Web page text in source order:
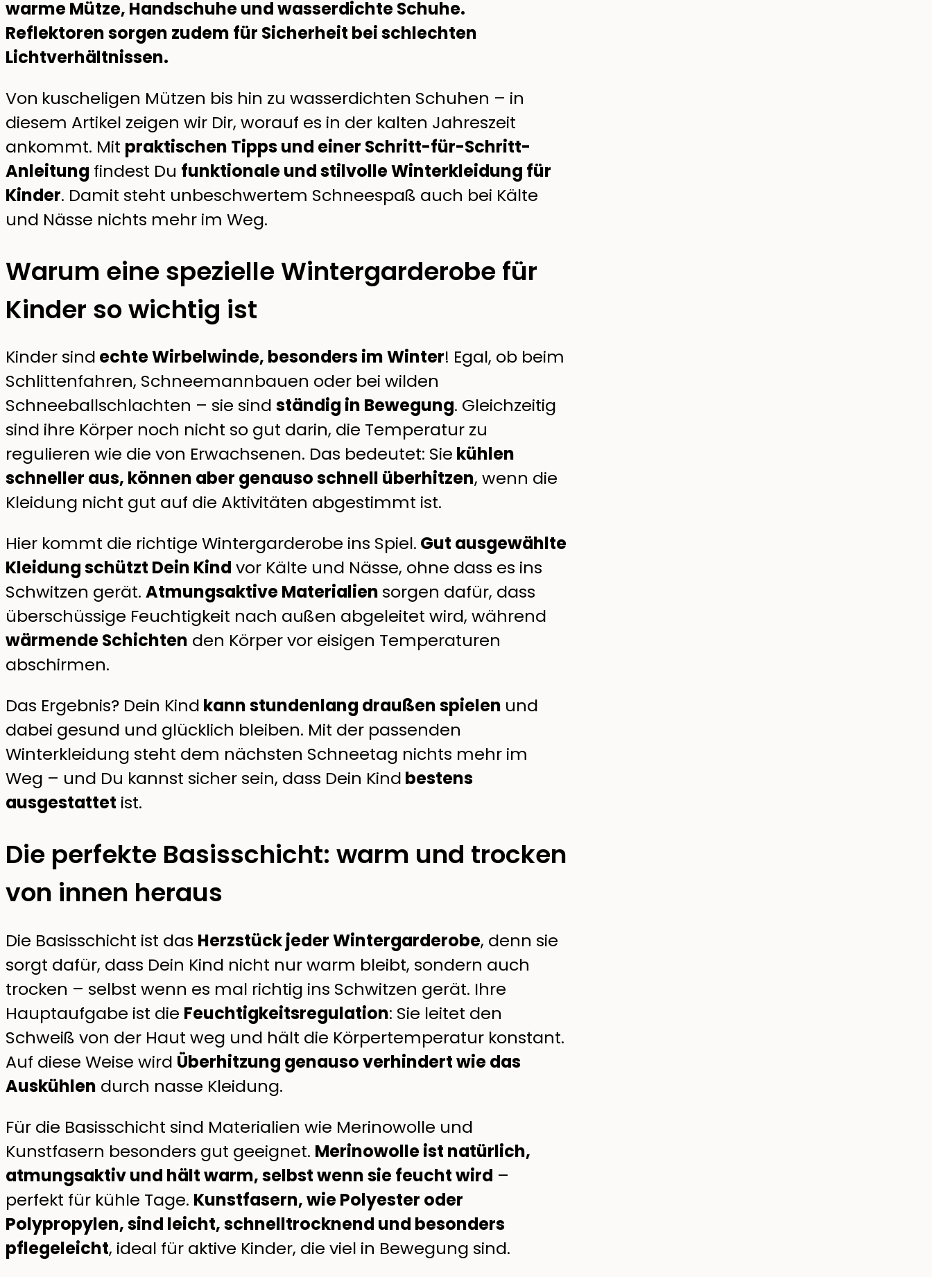
warme Mütze, Handschuhe und wasserdichte Schuhe.
Reflektoren sorgen zudem für Sicherheit bei schlechten
Lichtverhältnissen.
Von kuscheligen Mützen bis hin zu wasserdichten Schuhen – in
diesem Artikel zeigen wir Dir, worauf es in der kalten Jahreszeit
ankommt. Mit praktischen Tipps und einer Schritt-für-Schritt-
Anleitung findest Du funktionale und stilvolle Winterkleidung für
Kinder. Damit steht unbeschwertem Schneespaß auch bei Kälte
und Nässe nichts mehr im Weg.
Warum eine spezielle Wintergarderobe für
Kinder so wichtig ist
Kinder sind echte Wirbelwinde, besonders im Winter! Egal, ob beim
Schlittenfahren, Schneemannbauen oder bei wilden
Schneeballschlachten – sie sind ständig in Bewegung. Gleichzeitig
sind ihre Körper noch nicht so gut darin, die Temperatur zu
regulieren wie die von Erwachsenen. Das bedeutet: Sie kühlen
schneller aus, können aber genauso schnell überhitzen, wenn die
Kleidung nicht gut auf die Aktivitäten abgestimmt ist.
Hier kommt die richtige Wintergarderobe ins Spiel. Gut ausgewählte
Kleidung schützt Dein Kind vor Kälte und Nässe, ohne dass es ins
Schwitzen gerät. Atmungsaktive Materialien sorgen dafür, dass
überschüssige Feuchtigkeit nach außen abgeleitet wird, während
wärmende Schichten den Körper vor eisigen Temperaturen
abschirmen.
Das Ergebnis? Dein Kind kann stundenlang draußen spielen und
dabei gesund und glücklich bleiben. Mit der passenden
Winterkleidung steht dem nächsten Schneetag nichts mehr im
Weg – und Du kannst sicher sein, dass Dein Kind bestens
ausgestattet ist.
Die perfekte Basisschicht: warm und trocken
von innen heraus
Die Basisschicht ist das Herzstück jeder Wintergarderobe, denn sie
sorgt dafür, dass Dein Kind nicht nur warm bleibt, sondern auch
trocken – selbst wenn es mal richtig ins Schwitzen gerät. Ihre
Hauptaufgabe ist die Feuchtigkeitsregulation: Sie leitet den
Schweiß von der Haut weg und hält die Körpertemperatur konstant.
Auf diese Weise wird Überhitzung genauso verhindert wie das
Auskühlen durch nasse Kleidung.
Für die Basisschicht sind Materialien wie Merinowolle und
Kunstfasern besonders gut geeignet. Merinowolle ist natürlich,
atmungsaktiv und hält warm, selbst wenn sie feucht wird –
perfekt für kühle Tage. Kunstfasern, wie Polyester oder
Polypropylen, sind leicht, schnelltrocknend und besonders
pflegeleicht, ideal für aktive Kinder, die viel in Bewegung sind.